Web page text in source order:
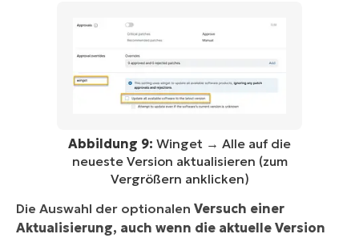
Abbildung 9: Winget → Alle auf die
neueste Version aktualisieren (zum
Vergrößern anklicken)
Die Auswahl der optionalen Versuch einer
Aktualisierung, auch wenn die aktuelle Version